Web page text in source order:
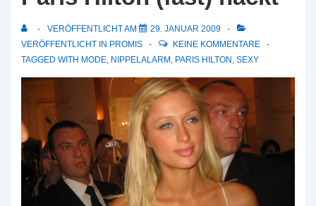
VERÖFFENTLICHT AM
29. JANUAR 2009
VERÖFFENTLICHT IN PROMIS
KEINE KOMMENTARE
TAGGED WITH MODE, NIPPELALARM , PARIS HILTON , SEXY